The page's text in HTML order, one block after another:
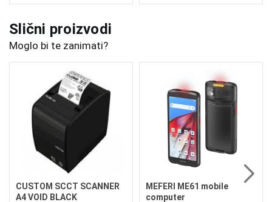
Slični proizvodi
Moglo bi te zanimati?
CUSTOM SCCT SCANNER
A4 VOID BLACK
MEFERI ME61 mobile
computer